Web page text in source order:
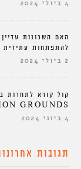
4 ביולי 2024
האם השכונות
להתפתחות עתידית
2 ביולי 2024
קול קורא
GROUNDS
4 ביוני 2024
תגובות